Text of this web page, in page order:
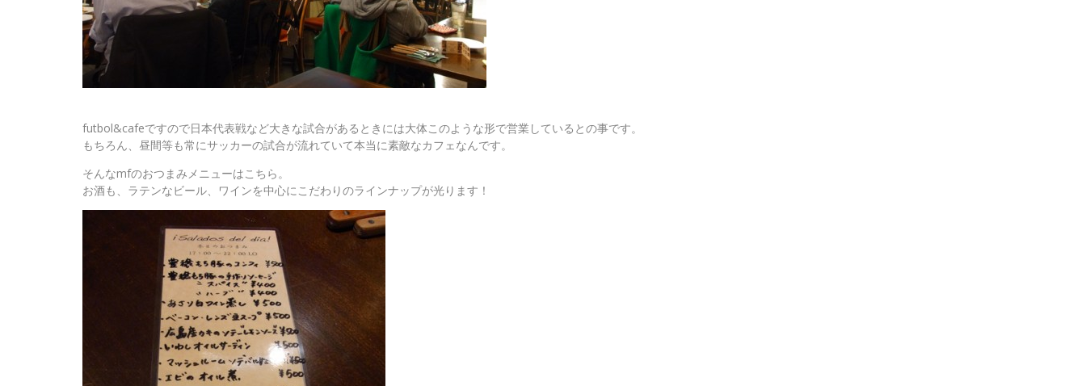
futbol&cafeですので日本代表戦など大きな試合があるときには大体このような形で営業しているとの事です。
もちろん、昼間等も常にサッカーの試合が流れていて本当に素敵なカフェなんです。
そんなmfのおつまみメニューはこちら。
お酒も、ラテンなビール、ワインを中心にこだわりのラインナップが光ります！